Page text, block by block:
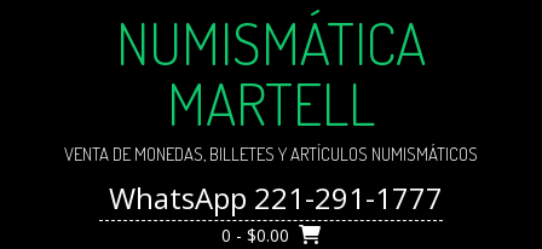
NUMISMÁTICA
MARTELL
VENTA DE MONEDAS, BILLETES Y ARTÍCULOS NUMISMÁTICOS
WhatsApp 221-291-1777
0 - $0.00